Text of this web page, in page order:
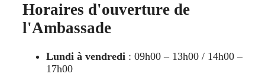
Horaires d'ouverture de
l'Ambassade
Lundi à vendredi : 09h00 – 13h00 / 14h00 –
17h00